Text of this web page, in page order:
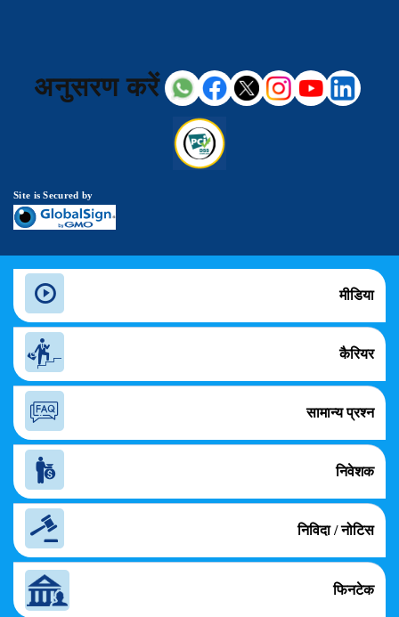
अनुसरण करें
Site is Secured by
मीडिया
कैरियर
सामान्य प्रश्न
निवेशक
निविदा / नोटिस
फिनटेक